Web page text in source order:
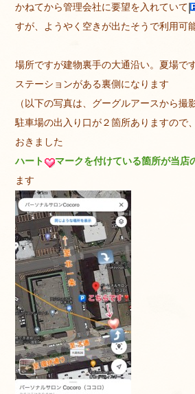
かねてから管理会社に要望を入れていて
すが、ようやく空きが出たそうで利用可
場所ですが建物裏手の大通沿い。夏場で
ステーションがある裏側になります
（以下の写真は、グーグルアースから撮影
駐車場の出入り口が２箇所ありますので
おきました
ハート
マークを付けている箇所が当店
ます